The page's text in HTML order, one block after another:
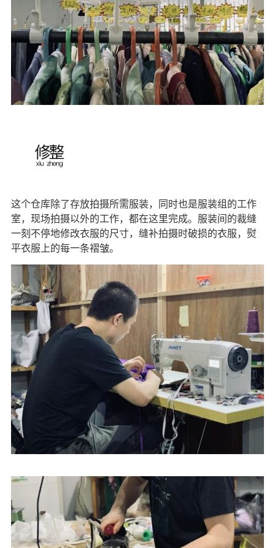
这个仓库除了存放拍摄所需服装，同时也是服装组的工作
室，现场拍摄以外的工作，都在这里完成。服装间的裁缝
一刻不停地修改衣服的尺寸，缝补拍摄时破损的衣服，熨
平衣服上的每一条褶皱。